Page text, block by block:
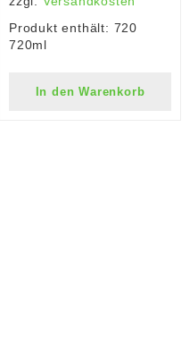
Produkt enthält: 720
720ml
In den Warenkorb